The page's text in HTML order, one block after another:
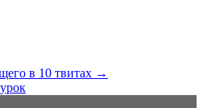
в 10 твитах →